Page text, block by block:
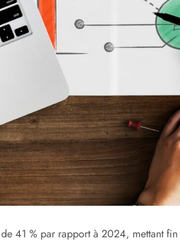
41 % par rapport à 2024, mettant